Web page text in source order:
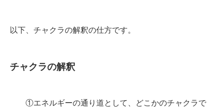
以下、チャクラの解釈の仕方です。
チャクラの解釈
①エネルギーの通り道として、どこかのチャクラで